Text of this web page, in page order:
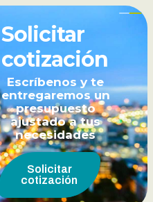
Solicitar
cotización
Escríbenos y te
entregaremos un
presupuesto
ajustado a tus
necesidades
Solicitar
cotización